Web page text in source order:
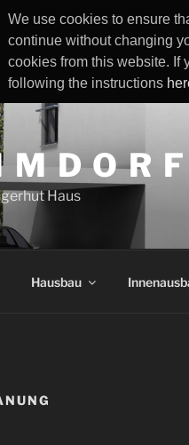
We use cookies to ensure
continue without changing
cookies from this website. If
following the instructions
M D O R F
Haus
Hausbau